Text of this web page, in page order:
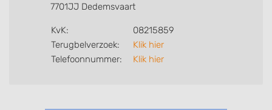
7701JJ Dedemsvaart
KvK:
08215859
Terugbelverzoek:
Klik hier
Telefoonnummer:
Klik hier